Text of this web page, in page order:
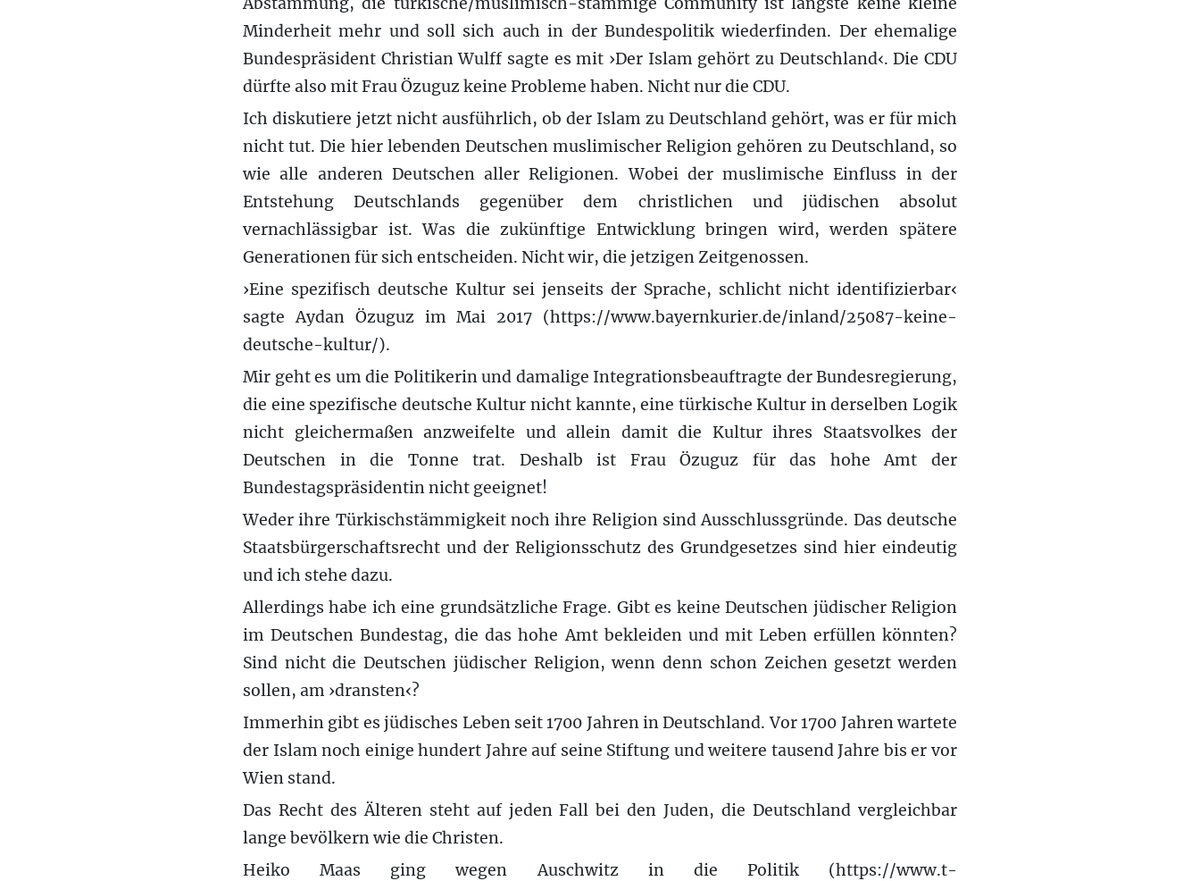
Minderheit mehr und soll sich auch in der Bundespolitik wiederfinden. Der ehemalige
Bundespräsident Christian Wulff sagte es mit ›Der Islam gehört zu Deutschland‹. Die CDU
dürfte also mit Frau Özuguz keine Probleme haben. Nicht nur die CDU.
Ich diskutiere jetzt nicht ausführlich, ob der Islam zu Deutschland gehört, was er für mich
nicht tut. Die hier lebenden Deutschen muslimischer Religion gehören zu Deutschland, so
wie alle anderen Deutschen aller Religionen. Wobei der muslimische Einfluss in der
Entstehung Deutschlands gegenüber dem christlichen und jüdischen absolut
vernachlässigbar ist. Was die zukünftige Entwicklung bringen wird, werden spätere
Generationen für sich entscheiden. Nicht wir, die jetzigen Zeitgenossen.
›Eine spezifisch deutsche Kultur sei jenseits der Sprache, schlicht nicht identifizierbar‹
sagte Aydan Özuguz im Mai 2017 (https://www.bayernkurier.de/inland/25087-keine-
deutsche-kultur/).
Mir geht es um die Politikerin und damalige Integrationsbeauftragte der Bundesregierung,
die eine spezifische deutsche Kultur nicht kannte, eine türkische Kultur in derselben Logik
nicht gleichermaßen anzweifelte und allein damit die Kultur ihres Staatsvolkes der
Deutschen in die Tonne trat. Deshalb ist Frau Özuguz für das hohe Amt der
Bundestagspräsidentin nicht geeignet!
Weder ihre Türkischstämmigkeit noch ihre Religion sind Ausschlussgründe. Das deutsche
Staatsbürgerschaftsrecht und der Religionsschutz des Grundgesetzes sind hier eindeutig
und ich stehe dazu.
Allerdings habe ich eine grundsätzliche Frage. Gibt es keine Deutschen jüdischer Religion
im Deutschen Bundestag, die das hohe Amt bekleiden und mit Leben erfüllen könnten?
Sind nicht die Deutschen jüdischer Religion, wenn denn schon Zeichen gesetzt werden
sollen, am ›dransten‹?
Immerhin gibt es jüdisches Leben seit 1700 Jahren in Deutschland. Vor 1700 Jahren wartete
der Islam noch einige hundert Jahre auf seine Stiftung und weitere tausend Jahre bis er vor
Wien stand.
Das Recht des Älteren steht auf jeden Fall bei den Juden, die Deutschland vergleichbar
lange bevölkern wie die Christen.
Heiko Maas ging wegen Auschwitz in die Politik (https://www.t-